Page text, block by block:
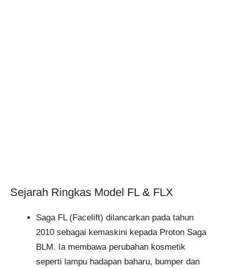
Sejarah Ringkas Model FL & FLX
Saga FL (Facelift) dilancarkan pada tahun
2010 sebagai kemaskini kepada Proton Saga
BLM. Ia membawa perubahan kosmetik
seperti lampu hadapan baharu, bumper dan